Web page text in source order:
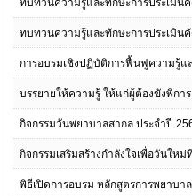
ทบทวนความรู้และทักษะการประเมิ
ทบทวนความรู้และทักษะการประเมิ
การอบรมเชิงปฏิบัติการฟื้นฟูความรู้แ
บรรยายให้ความรู้ ให้แก่ผู้ต้องขังพิกา
กิจกรรมวันพยาบาลสากล ประจำปี
กิจกรรมเสริมสร้างกำลังใจเพื่อวันใ
พิธีเปิดการอบรม หลักสูตรการพยาบา